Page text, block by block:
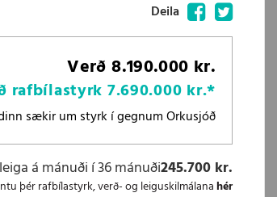
Verð8.190.000 kr.
rafbílastyrk 7.690.000 kr.*
sækir um styrk í gegnum Orkusjóð
á mánuði í 36 mánuði245.700 kr.
þér rafbílastyrk, verð- og leiguskilmálanahér
Deila FacebookTwitter